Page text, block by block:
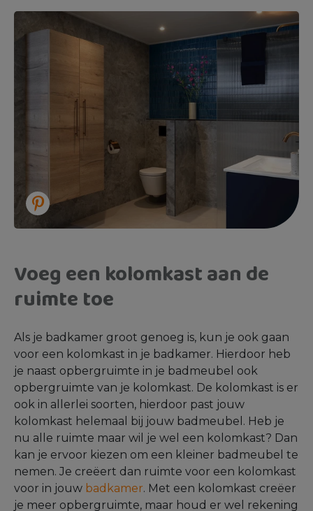
Voeg een kolomkast aan de
ruimte toe
Als je badkamer groot genoeg is, kun je ook gaan
voor een kolomkast in je badkamer. Hierdoor heb
je naast opbergruimte in je badmeubel ook
opbergruimte van je kolomkast. De kolomkast is er
ook in allerlei soorten, hierdoor past jouw
kolomkast helemaal bij jouw badmeubel. Heb je
nu alle ruimte maar wil je wel een kolomkast? Dan
kan je ervoor kiezen om een kleiner badmeubel te
nemen. Je creëert dan ruimte voor een kolomkast
voor in jouw badkamer. Met een kolomkast creëer
je meer opbergruimte, maar houd er wel rekening